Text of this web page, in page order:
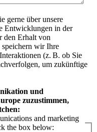
gerne über unsere
Entwicklungen in der
den Erhalt von
wir Ihre
(z. B. ob Sie
um zukünftige
und
zuzustimmen,
and marketing
the box below: